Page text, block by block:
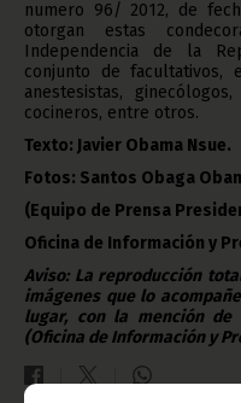
numero 96/ 2012, de
otorgan estas
Independencia de la
conjunto de facultativos,
anestesistas,
cocineros, entre otros.
Texto: Javier Obama Nsue.
Fotos: Santos Obaga
(Equipo de Prensa
Oficina de Información y
Aviso: La reproducción
imágenes que lo
lugar, con la mención
(Oficina de Información y